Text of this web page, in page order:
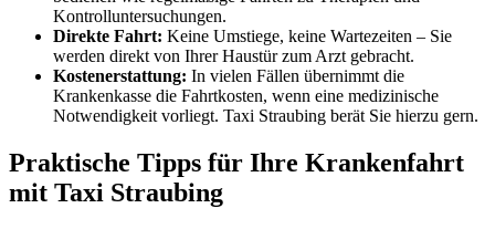
Kontrolluntersuchungen.
Direkte Fahrt: Keine Umstiege, keine Wartezeiten – Sie
werden direkt von Ihrer Haustür zum Arzt gebracht.
Kostenerstattung: In vielen Fällen übernimmt die
Krankenkasse die Fahrtkosten, wenn eine medizinische
Notwendigkeit vorliegt. Taxi Straubing berät Sie hierzu gern.
Praktische Tipps für Ihre Krankenfahrt
mit Taxi Straubing